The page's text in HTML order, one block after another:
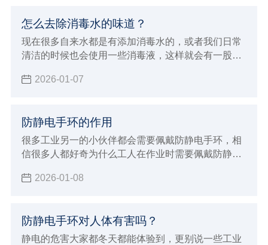
怎么去除消毒水的味道？
现在很多自来水都是有添加消毒水的，或者我们日常
清洁的时候也会使用一些消毒液，这样就会有一股呛
的就不太友好了，所以今天小辉来给大家分享一下怎
2026-01-07
防静电手环的作用
很多工业另一的小伙伴都会需要佩戴防静电手环，相
信很多人都好奇为什么工人在作业时需要佩戴防静电
有效防静电的原理是什么，今天小辉就一并来给大家
2026-01-08
防静电手环对人体有害吗？
静电的危害大家都冬天都能体验到，更别说一些工业